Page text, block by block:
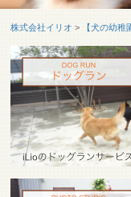
株式会社イリオ > 【犬の幼